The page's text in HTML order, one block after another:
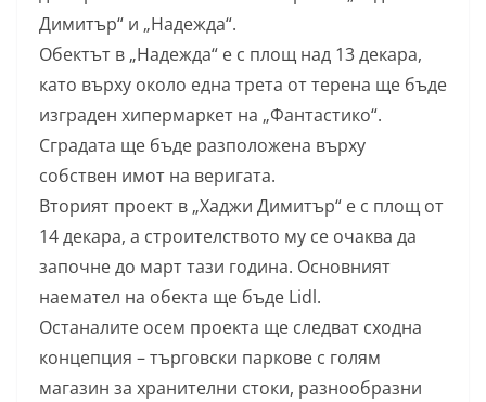
Димитър“ и „Надежда“.
Обектът в „Надежда“ е с площ над 13 декара,
като върху около една трета от терена ще бъде
изграден хипермаркет на „Фантастико“.
Сградата ще бъде разположена върху
собствен имот на веригата.
Вторият проект в „Хаджи Димитър“ е с площ от
14 декара, а строителството му се очаква да
започне до март тази година. Основният
наемател на обекта ще бъде Lidl.
Останалите осем проекта ще следват сходна
концепция – търговски паркове с голям
магазин за хранителни стоки, разнообразни